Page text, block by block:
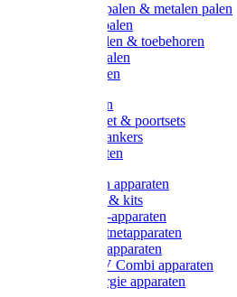
Recycling palen & metalen palen
Kunststof palen
T-Post t-palen & toebehoren
Glasfiber palen
Houten palen
Poortgrepen
Doorgangset & poortsets
Poortgreepankers
Weidepoorten
Onderdelen apparaten
Starter sets & kits
9V Batterij-apparaten
230V Lichtnetapparaten
12V Accu-apparaten
230V / 12V Combi apparaten
Zonne-energie apparaten